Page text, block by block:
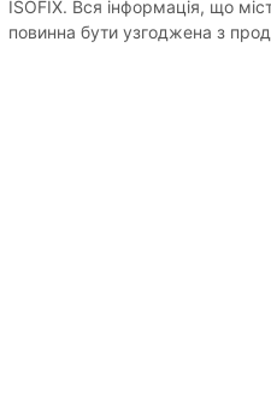
ISOFIX. Вся інформація, що
повинна бути узгоджена з